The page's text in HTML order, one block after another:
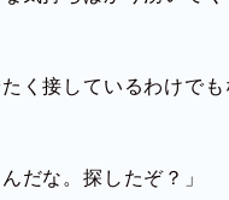
く接しているわけでも
だな。探したぞ？」